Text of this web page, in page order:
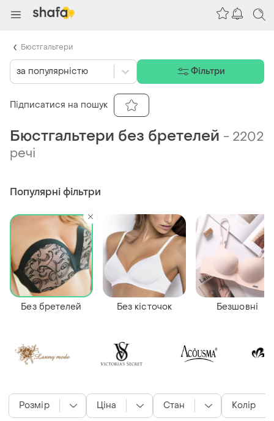
Бюстгальтери без бретелей - 2202
речі
Популярні фільтри
Без бретелей Без кісточок Безшовні
Розмір Ціна Стан Колір
за популярністю Фільтри
Підписатися на пошук
Бюстгальтери